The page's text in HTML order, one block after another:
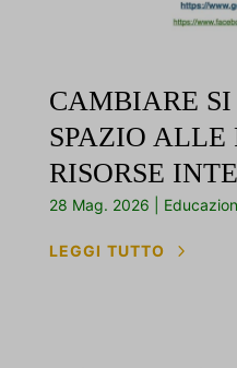
CAMBIARE SI
SPAZIO ALLE
RISORSE
28 Mag. 2026
LEGGI TUTTO 5